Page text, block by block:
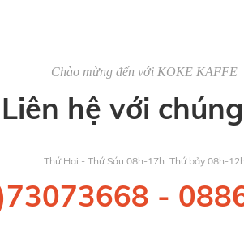
Chào mừng đến với KOKE KAFFE
Liên hệ với
Thứ Hai - Thứ Sáu 08h-17h. Thứ bảy 08h-12h
-